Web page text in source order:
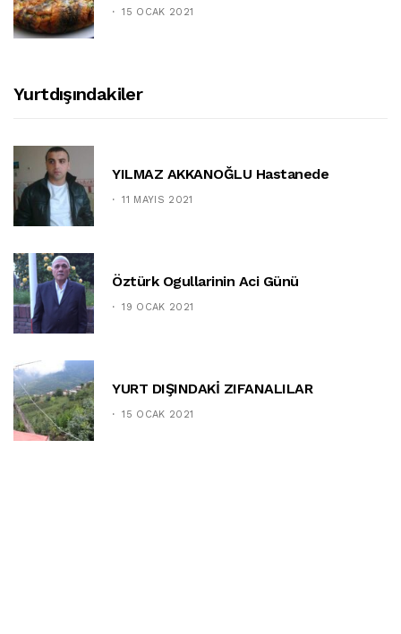
15 OCAK 2021
Yurtdışındakiler
YILMAZ AKKANOĞLU Hastanede
11 MAYIS 2021
Öztürk Ogullarinin Aci Günü
19 OCAK 2021
YURT DIŞINDAKİ ZIFANALILAR
15 OCAK 2021